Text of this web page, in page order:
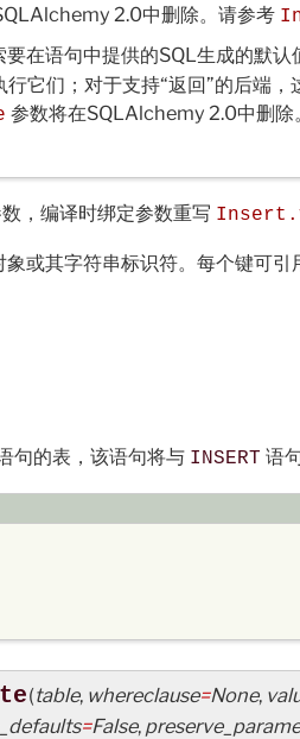
2.0中删除。请参考
在语句中提供的SQL生成的默
它们；对于支持“返回”的后端，
参数将在SQLAlchemy 2.0中删除
，编译时绑定参数重写
象或其字符串标识符。每个键可引
句的表，该语句将与 INSERT 语句
(table, whereclause=None,
=False,